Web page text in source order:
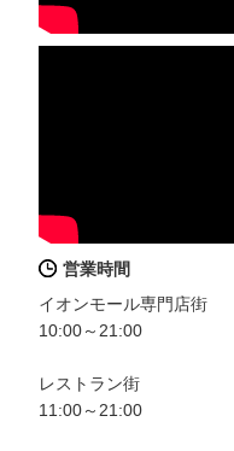
営業時間
イオンモール専門店街
10:00～21:00
レストラン街
11:00～21:00